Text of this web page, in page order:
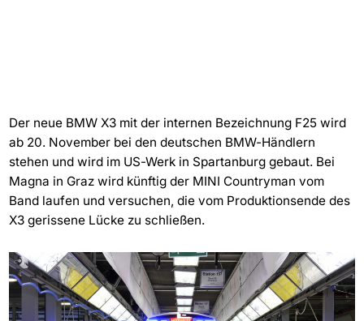
Der neue BMW X3 mit der internen Bezeichnung F25 wird
ab 20. November bei den deutschen BMW-Händlern
stehen und wird im US-Werk in Spartanburg gebaut. Bei
Magna in Graz wird künftig der MINI Countryman vom
Band laufen und versuchen, die vom Produktionsende des
X3 gerissene Lücke zu schließen.